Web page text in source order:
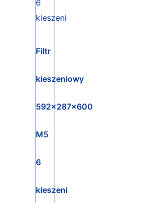
Filtr
kieszeniowy
592x287x600
M5
6
kieszeni